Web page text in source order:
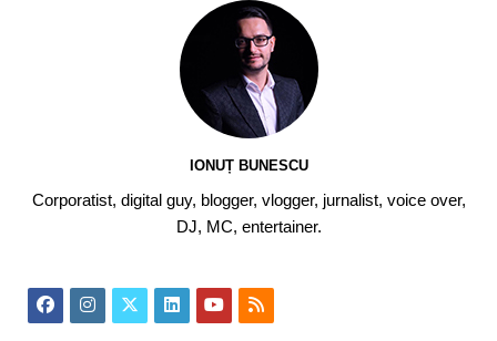
IONUȚ BUNESCU
Corporatist, digital guy, blogger, vlogger, jurnalist, voice over,
DJ, MC, entertainer.